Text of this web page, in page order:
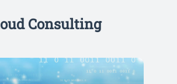
Consulting